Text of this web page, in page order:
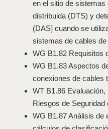
en el sitio de
distribuida (DTS) y
(DAS] cuando se
sistemas de cables
WG B1.82 Requisitos
WG B1.83 Aspectos
conexiones de cables
WT B1.86
Riesgos de
WG B1.87 Análisis de